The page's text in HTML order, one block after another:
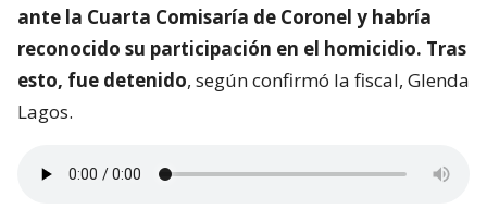
ante la Cuarta Comisaría de Coronel y habría
reconocido su participación en el homicidio. Tras
esto, fue detenido, según confirmó la fiscal, Glenda
Lagos.